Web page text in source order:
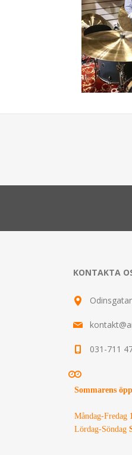
KONTAKTA
031-711
Sommarens
Måndag-Fredag
Lördag-Söndag